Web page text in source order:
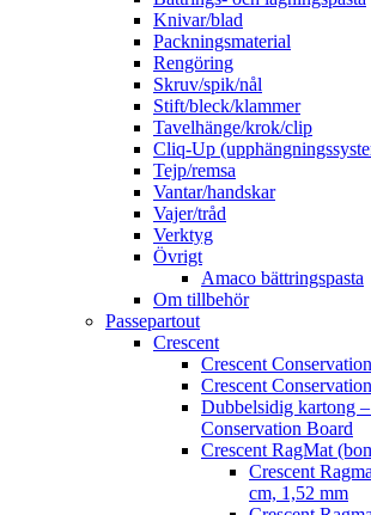
Knivar/blad
Packningsmaterial
Rengöring
Skruv/spik/nål
Stift/bleck/klammer
Tavelhänge/krok/clip
Cliq-Up
Tejp/remsa
Vantar/handskar
Vajer/tråd
Verktyg
Övrigt
Amaco bättringspasta
Om tillbehör
Passepartout
Crescent
Crescent
Crescent
Dubbelsidig kartong
Conservation Board
Crescent RagMat
Crescent
cm, 1,52 mm